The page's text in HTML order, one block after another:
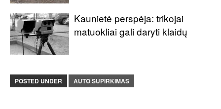
Kaunietė perspėja: trikojai
matuokliai gali daryti klaidų
POSTED UNDER AUTO SUPIRKIMAS